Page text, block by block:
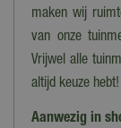
maken wij
van onze
Vrijwel alle
altijd keuze hebt!
Aanwezig in